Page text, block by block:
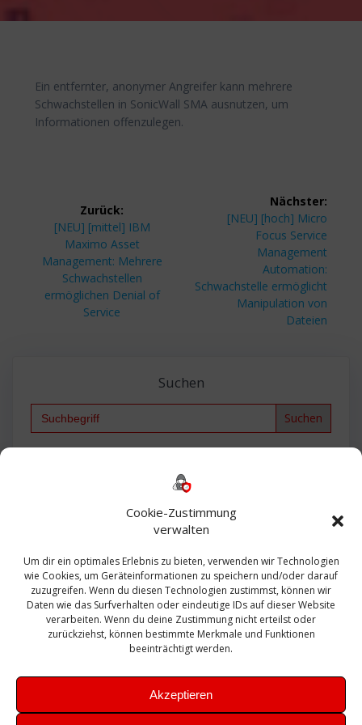
Cookie-Zustimmung
verwalten
Um dir ein optimales Erlebnis zu bieten, verwenden wir Technologien
wie Cookies, um Geräteinformationen zu speichern und/oder darauf
zuzugreifen. Wenn du diesen Technologien zustimmst, können wir
Daten wie das Surfverhalten oder eindeutige IDs auf dieser Website
verarbeiten. Wenn du deine Zustimmung nicht erteilst oder
zurückziehst, können bestimmte Merkmale und Funktionen
beeinträchtigt werden.
Akzeptieren
Ein entfernter, anonymer Angreifer kann mehrere
Schwachstellen in SonicWall SMA ausnutzen, um
Informationen offenzulegen.
Zurück:
Vorheriger
Beitrag:
[NEU] [mittel] IBM
Maximo Asset
Management: Mehrere
Schwachstellen
ermöglichen Denial of
Service
Nächster:
Nächster
Beitrag:
[NEU] [hoch] Micro
Focus Service
Management
Automation:
Schwachstelle ermöglicht
Manipulation von
Dateien
Suchen
Search
Bautagebuch
Exchange firewall Fritzbox
Microsoft
Sanierung SBS Security Server Sicherheit
Sicherung SIEM Sophos SSL Ubuntu
Update Upgrade UTM VCenter VCSA Veeam
VMWare VPN WAZUH Windows
Zertifikat